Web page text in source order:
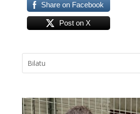
Share on Facebook
Post on X